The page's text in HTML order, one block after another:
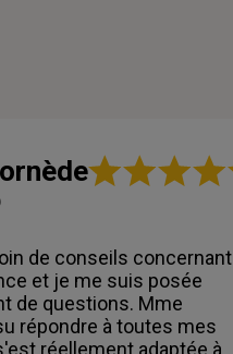
Note
étoiles
de conseils concernant
et je me suis posée
de questions. Mme
répondre à toutes mes
réellement adaptée à